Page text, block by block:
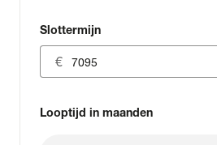
Slottermijn
Looptijd in maanden